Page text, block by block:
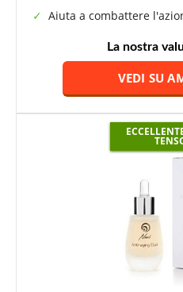
Aiuta a combattere
La nostra
VEDI SU